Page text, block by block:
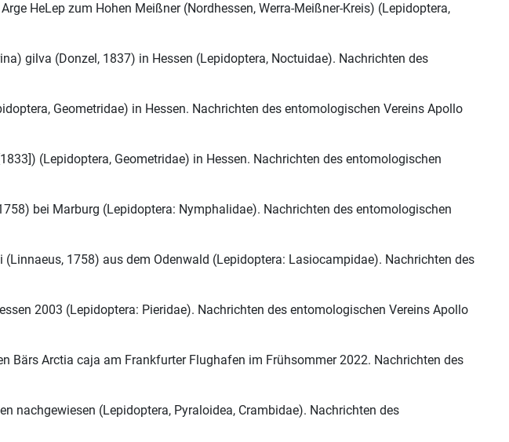
HeLep zum Hohen Meißner (Nordhessen, Werra-Meißner-Kreis) (Lepidoptera,
gilva (Donzel, 1837) in Hessen (Lepidoptera, Noctuidae). Nachrichten des
Geometridae) in Hessen. Nachrichten des entomologischen Vereins Apollo
(Lepidoptera, Geometridae) in Hessen. Nachrichten des entomologischen
bei Marburg (Lepidoptera: Nymphalidae). Nachrichten des entomologischen
1758) aus dem Odenwald (Lepidoptera: Lasiocampidae). Nachrichten des
2003 (Lepidoptera: Pieridae). Nachrichten des entomologischen Vereins Apollo
Bärs Arctia caja am Frankfurter Flughafen im Frühsommer 2022. Nachrichten des
nachgewiesen (Lepidoptera, Pyraloidea, Crambidae). Nachrichten des